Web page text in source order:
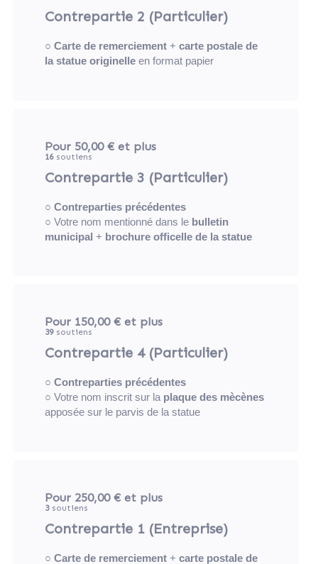
Contrepartie 2 (Particulier)
○ Carte de remerciement+ carte postale de
la statue originelleen format papier
Pour 50,00 € et plus
16soutiens
Contrepartie 3 (Particulier)
○ Contreparties précédentes
○ Votre nom mentionné dans le bulletin
municipal + brochure officelle de la statue
Pour 150,00 € et plus
39soutiens
Contrepartie 4 (Particulier)
○ Contreparties précédentes
○ Votre nom inscrit sur la plaque des mècènes
apposée sur le parvis de la statue
Pour 250,00 € et plus
3soutiens
Contrepartie 1 (Entreprise)
○ Carte de remerciement+ carte postale de